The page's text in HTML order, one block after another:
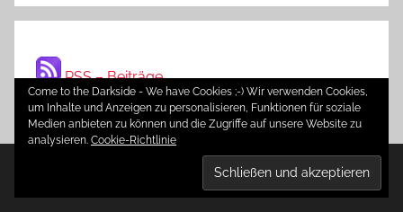
RSS – Beiträge
WordPress-Theme: Donovan von ThemeZee.
Come to the Darkside - We have Cookies ;-) Wir verwenden Cookies,
um Inhalte und Anzeigen zu personalisieren, Funktionen für soziale
Medien anbieten zu können und die Zugriffe auf unsere Website zu
analysieren. Cookie-Richtlinie